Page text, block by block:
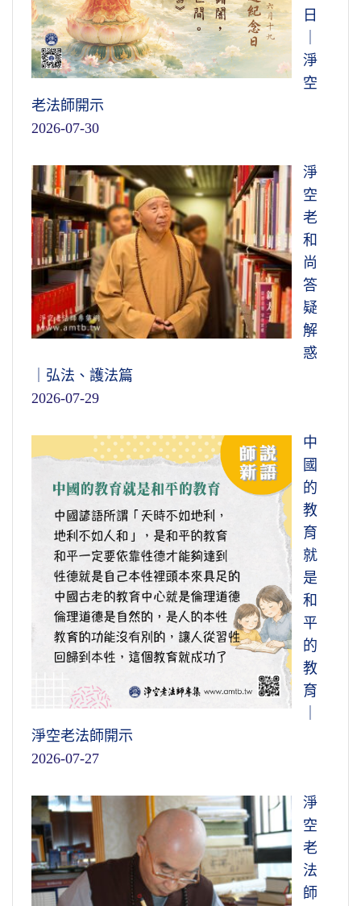
日
淨
空
老法師開示
2026-07-30
淨
空
老
和
尚
答
疑
解
惑
｜弘法、護法篇
2026-07-29
中
國
的
教
育
就
是
和
平
的
教
育
淨空老法師開示
2026-07-27
淨
空
老
法
師